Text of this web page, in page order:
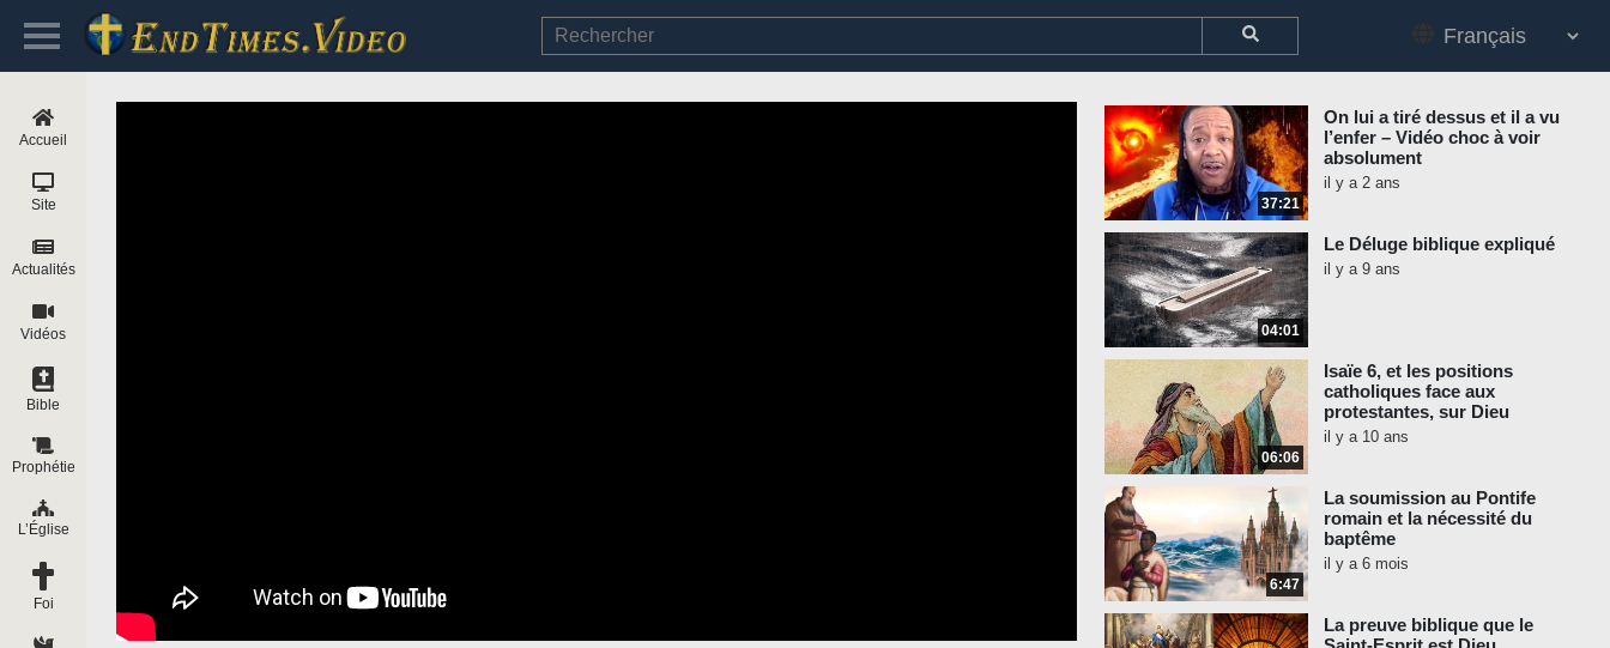
37:21
On lui a tiré dessus et il a vu
l’enfer – Vidéo choc à voir
absolument
il y a 2 ans
04:01
Le Déluge biblique expliqué
il y a 9 ans
06:06
Isaïe 6, et les positions
catholiques face aux
protestantes, sur Dieu
il y a 10 ans
6:47
La soumission au Pontife
romain et la nécessité du
baptême
il y a 6 mois
La preuve biblique que le
Accueil
Site
Actualités
Vidéos
Bible
Prophétie
L’Église
Foi